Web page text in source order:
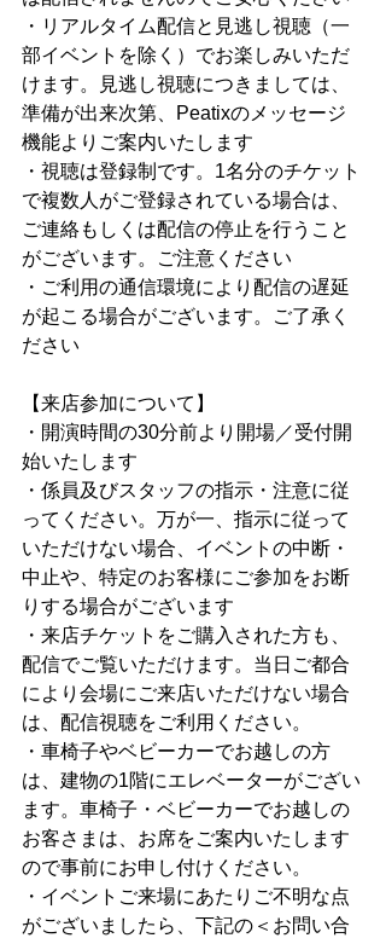
・リアルタイム配信と見逃し視聴（一
部イベントを除く）でお楽しみいただ
けます。見逃し視聴につきましては、
準備が出来次第、Peatixのメッセージ
機能よりご案内いたします
・視聴は登録制です。1名分のチケット
で複数人がご登録されている場合は、
ご連絡もしくは配信の停止を行うこと
がございます。ご注意ください
・ご利用の通信環境により配信の遅延
が起こる場合がございます。ご了承く
ださい
【来店参加について】
・開演時間の30分前より開場／受付開
始いたします
・係員及びスタッフの指示・注意に従
ってください。万が一、指示に従って
いただけない場合、イベントの中断・
中止や、特定のお客様にご参加をお断
りする場合がございます
・来店チケットをご購入された方も、
配信でご覧いただけます。当日ご都合
により会場にご来店いただけない場合
は、配信視聴をご利用ください。
・車椅子やベビーカーでお越しの方
は、建物の1階にエレベーターがござい
ます。車椅子・ベビーカーでお越しの
お客さまは、お席をご案内いたします
ので事前にお申し付けください。
・イベントご来場にあたりご不明な点
がございましたら、下記の＜お問い合